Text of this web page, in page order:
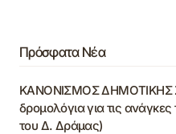
Πρόσφατα Νέα
ΚΑΝΟΝΙΣΜΟΣ ΔΗΜΟΤΙΚΗΣ
δρομολόγια για τις
του Δ. Δράμας)